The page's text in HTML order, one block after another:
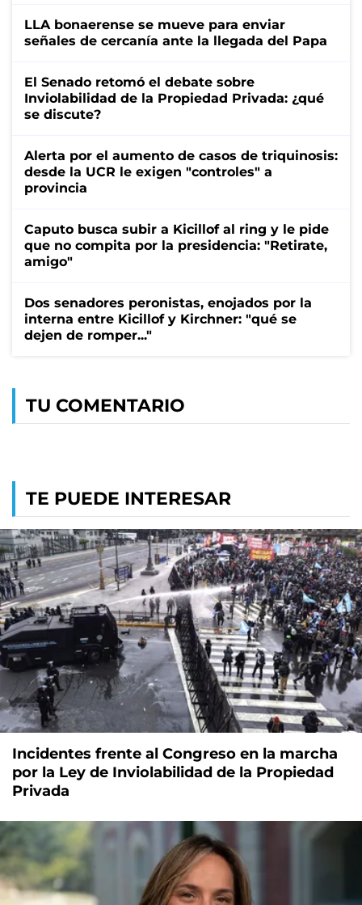
LLA bonaerense se mueve para enviar
señales de cercanía ante la llegada del Papa
El Senado retomó el debate sobre
Inviolabilidad de la Propiedad Privada: ¿qué
se discute?
Alerta por el aumento de casos de triquinosis:
desde la UCR le exigen "controles" a
provincia
Caputo busca subir a Kicillof al ring y le pide
que no compita por la presidencia: "Retirate,
amigo"
Dos senadores peronistas, enojados por la
interna entre Kicillof y Kirchner: "qué se
dejen de romper..."
TU COMENTARIO
TE PUEDE INTERESAR
Incidentes frente al Congreso en la marcha
por la Ley de Inviolabilidad de la Propiedad
Privada